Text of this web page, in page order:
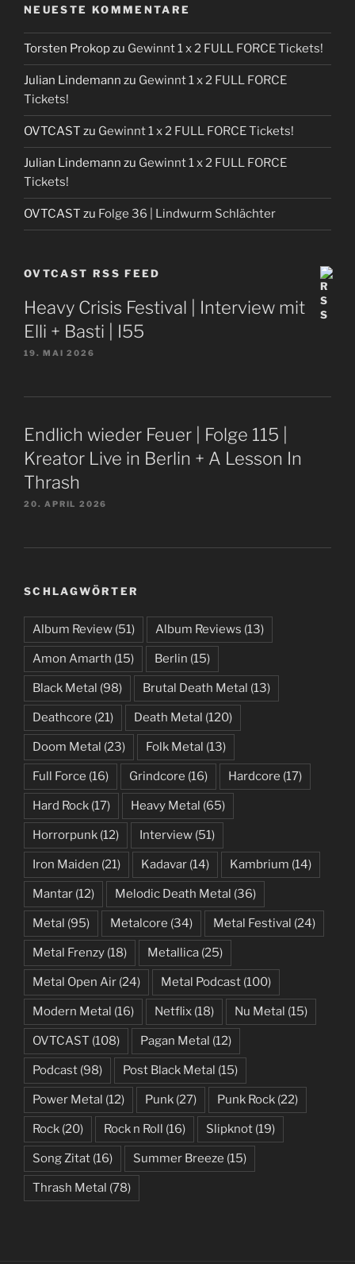
NEUESTE KOMMENTARE
Torsten Prokopzu Gewinnt 1 x 2 FULL FORCE Tickets!
Julian Lindemann zu Gewinnt 1 x 2 FULL FORCE
Tickets!
OVTCAST zu Gewinnt 1 x 2 FULL FORCE Tickets!
Julian Lindemann zu Gewinnt 1 x 2 FULL FORCE
Tickets!
OVTCAST zu Folge 36 | Lindwurm Schlächter
OVTCAST RSS FEED
Heavy Crisis Festival | Interview mit
Elli + Basti | I55
19. MAI 2026
Endlich wieder Feuer | Folge 115 |
Kreator Live in Berlin + A Lesson In
Thrash
20. APRIL 2026
SCHLAGWÖRTER
Album Review (51) Album Reviews (13)
Amon Amarth (15) Berlin (15)
Black Metal (98) Brutal Death Metal (13)
Deathcore (21) Death Metal (120)
Doom Metal (23) Folk Metal (13)
Full Force (16) Grindcore (16) Hardcore (17)
Hard Rock (17) Heavy Metal (65)
Horrorpunk (12) Interview (51)
Iron Maiden (21) Kadavar (14) Kambrium (14)
Mantar (12) Melodic Death Metal (36)
Metal (95) Metalcore (34) Metal Festival (24)
Metal Frenzy (18) Metallica (25)
Metal Open Air (24) Metal Podcast (100)
Modern Metal (16) Netflix (18) Nu Metal (15)
OVTCAST (108) Pagan Metal (12)
Podcast (98) Post Black Metal (15)
Power Metal (12) Punk (27) Punk Rock (22)
Rock (20) Rock n Roll (16) Slipknot (19)
Song Zitat (16) Summer Breeze (15)
Thrash Metal (78)